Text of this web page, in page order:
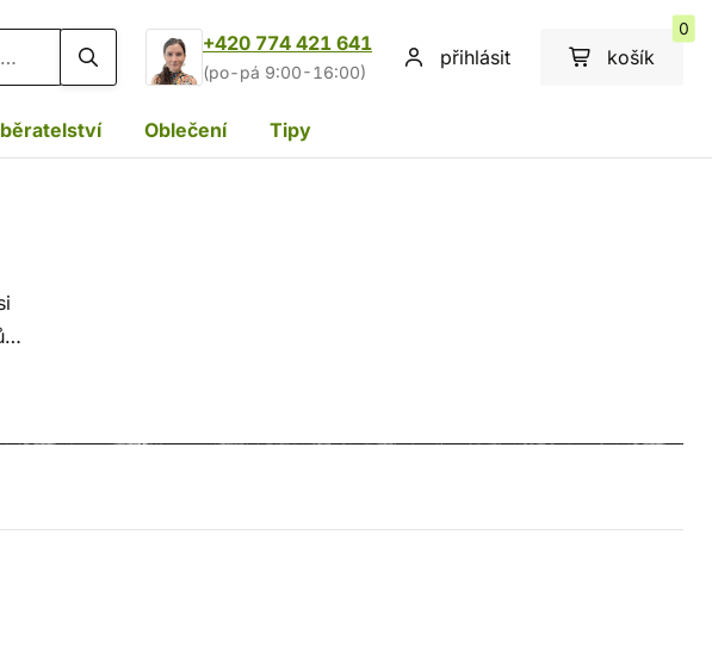
+420 774 421 641
(po-pá 9:00-16:00)
přihlásit košík
0
Oblečení Tipy